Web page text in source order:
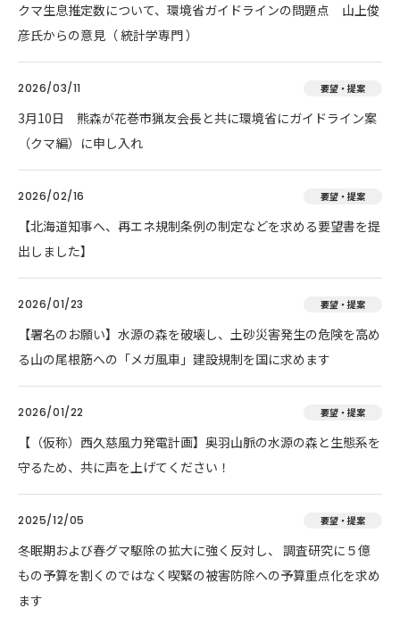
クマ生息推定数について、環境省ガイドラインの問題点 山上俊
彦氏からの意見（ 統計学専門 ）
2026/03/11 要望・提案
3月10日 熊森が花巻市猟友会長と共に環境省にガイドライン案
（クマ編）に申し入れ
2026/02/16 要望・提案
【北海道知事へ、再エネ規制条例の制定などを求める要望書を提
出しました】
2026/01/23 要望・提案
【署名のお願い】水源の森を破壊し、土砂災害発生の危険を高め
る山の尾根筋への「メガ風車」建設規制を国に求めます
2026/01/22 要望・提案
【（仮称）西久慈風力発電計画】奥羽山脈の水源の森と生態系を
守るため、共に声を上げてください！
2025/12/05 要望・提案
冬眠期および春グマ駆除の拡大に強く反対し、 調査研究に５億
もの予算を割くのではなく喫緊の被害防除への予算重点化を求め
ます